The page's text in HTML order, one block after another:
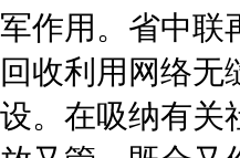
军作用。省中联
回收利用网络无
设。在吸纳有关